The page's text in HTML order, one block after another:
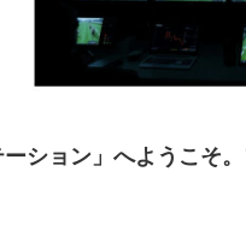
ション」へようこそ